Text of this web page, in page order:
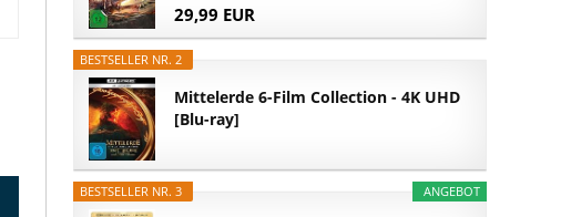
29,99 EUR
BESTSELLER NR. 2
Mittelerde 6-Film Collection - 4K UHD
[Blu-ray]
ANGEBOT
BESTSELLER NR. 3